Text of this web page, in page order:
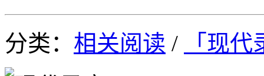
分类： 相关阅读 / 「现